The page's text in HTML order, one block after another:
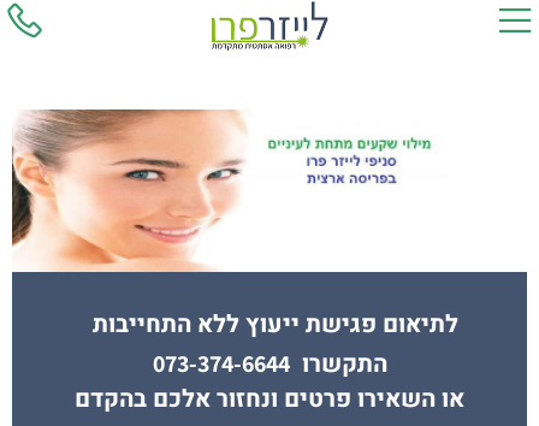
לתיאום פגישת ייעוץ ללא התחייבות
התקשרו073-374-6644
או השאירו פרטים ונחזור אלכם בהקדם